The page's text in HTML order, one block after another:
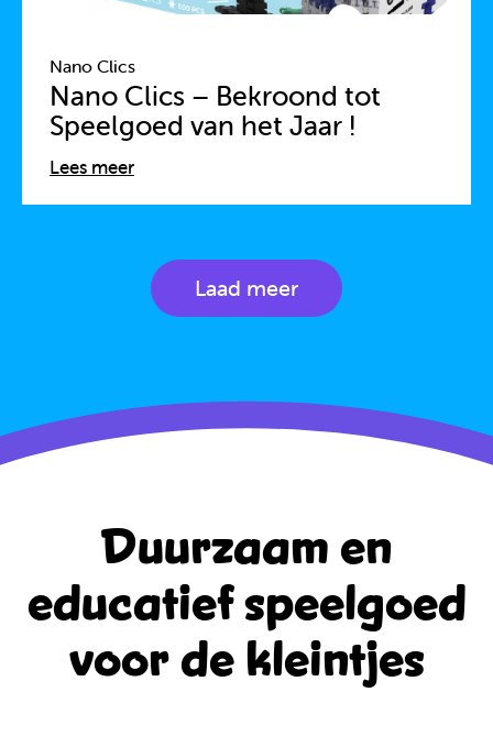
Nano Clics
Nano Clics – Bekroond tot
Speelgoed van het Jaar !
Lees meer
Laad meer
Duurzaam en
educatiefspeelgoed
voor de kleintjes